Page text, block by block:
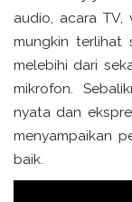
audio, acara TV,
mungkin terlihat
melebihi dari
mikrofon.
nyata dan
menyampaikan
baik.